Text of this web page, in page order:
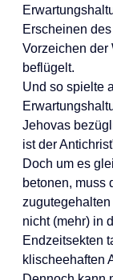
Erscheinen
Vorzeichen der
beflügelt.
Und so spielte
Jehovas
ist der
Doch um es
betonen, muss
nicht (mehr) in
Endzeitsekten
klischeehaften